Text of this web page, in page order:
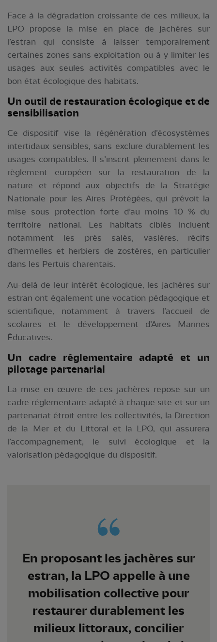
Face à la dégradation croissante de ces milieux, la
LPO propose la mise en place de jachères sur
l’estran qui consiste à laisser temporairement
certaines zones sans exploitation ou à y limiter les
usages aux seules activités compatibles avec le
bon état écologique des habitats.
Un outil de restauration écologique et de
sensibilisation
Ce dispositif vise la régénération d’écosystèmes
intertidaux sensibles, sans exclure durablement les
usages compatibles. Il s’inscrit pleinement dans le
règlement européen sur la restauration de la
nature et répond aux objectifs de la Stratégie
Nationale pour les Aires Protégées, qui prévoit la
mise sous protection forte d’au moins 10 % du
territoire national. Les habitats ciblés incluent
notamment les prés salés, vasières, récifs
d’hermelles et herbiers de zostères, en particulier
dans les Pertuis charentais.
Au-delà de leur intérêt écologique, les jachères sur
estran ont également une vocation pédagogique et
scientifique, notamment à travers l’accueil de
scolaires et le développement d’Aires Marines
Éducatives.
Un cadre réglementaire adapté et un
pilotage partenarial
La mise en œuvre de ces jachères repose sur un
cadre réglementaire adapté à chaque site et sur un
partenariat étroit entre les collectivités, la Direction
de la Mer et du Littoral et la LPO, qui assurera
l’accompagnement, le suivi écologique et la
valorisation pédagogique du dispositif.
En proposant les jachères sur
estran, la LPO appelle à une
mobilisation collective pour
restaurer durablement les
milieux littoraux, concilier